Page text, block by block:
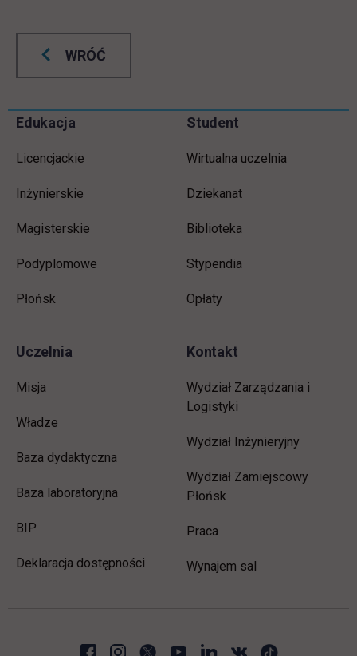
WRÓĆ
Pomiń
Informacje w stopce
Edukacja
Licencjackie
Inżynierskie
Magisterskie
Podyplomowe
Płońsk
Student
Wirtualna uczelnia
Dziekanat
Biblioteka
Stypendia
Opłaty
Uczelnia
Misja
Władze
Baza dydaktyczna
Baza laboratoryjna
BIP link otwiera się w nowej karcie
Deklaracja dostępności
Kontakt
Wydział Zarządzania i
Logistyki
Wydział Inżynieryjny
Wydział Zamiejscowy
Płońsk
Praca
Wynajem sal